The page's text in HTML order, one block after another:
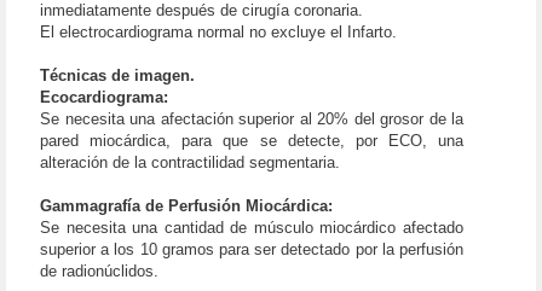
inmediatamente después de cirugía coronaria.
El electrocardiograma normal no excluye el Infarto.
Técnicas de imagen.
Ecocardiograma:
Se necesita una afectación superior al 20% del grosor de la
pared miocárdica, para que se detecte, por ECO, una
alteración de la contractilidad segmentaria.
Gammagrafía de Perfusión Miocárdica:
Se necesita una cantidad de músculo miocárdico afectado
superior a los 10 gramos para ser detectado por la perfusión
de radionúclidos.